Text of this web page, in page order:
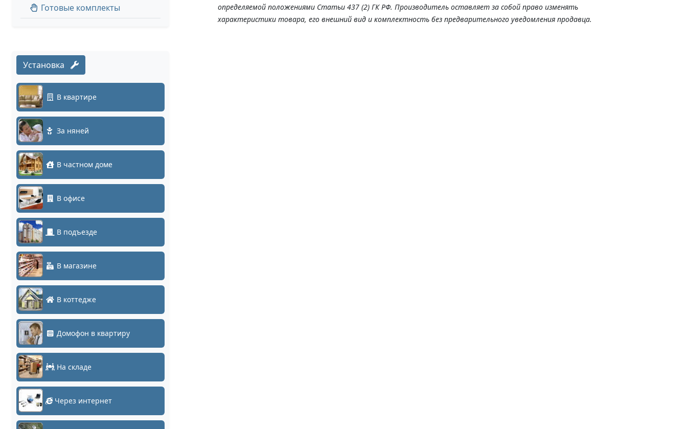
Готовые комплекты
Установка
В квартире
За няней
В частном доме
В офисе
В подъезде
В магазине
В коттедже
Домофон в квартиру
На складе
Через интернет
определяемой положениями Статьи 437 (2) ГК РФ. Производитель оставляет за собой право изменять
характеристики товара, его внешний вид и комплектность без предварительного уведомления продавца.